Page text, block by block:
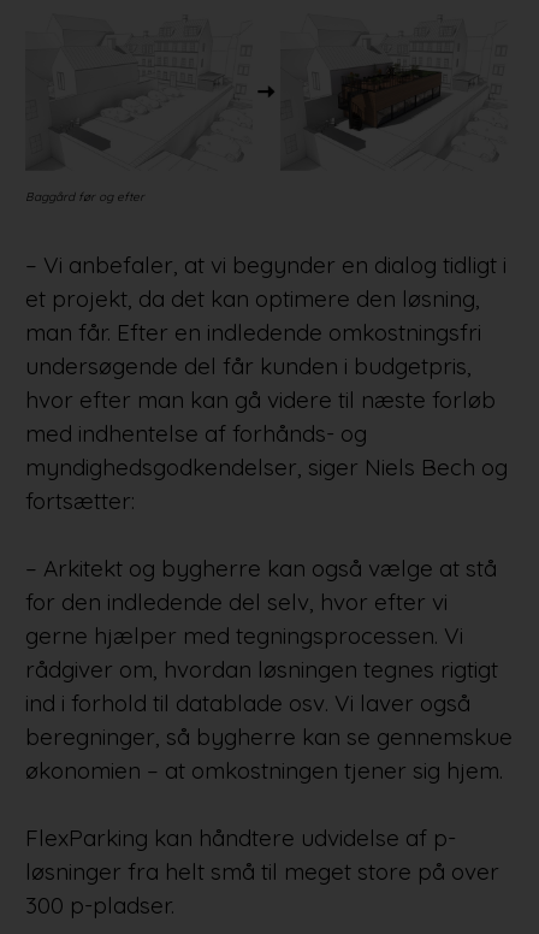
Baggård før og efter
– Vi anbefaler, at vi begynder en dialog tidligt i
et projekt, da det kan optimere den løsning,
man får. Efter en indledende omkostningsfri
undersøgende del får kunden i budgetpris,
hvor efter man kan gå videre til næste forløb
med indhentelse af forhånds- og
myndighedsgodkendelser, siger Niels Bech og
fortsætter:
– Arkitekt og bygherre kan også vælge at stå
for den indledende del selv, hvor efter vi
gerne hjælper med tegningsprocessen. Vi
rådgiver om, hvordan løsningen tegnes rigtigt
ind i forhold til datablade osv. Vi laver også
beregninger, så bygherre kan se gennemskue
økonomien – at omkostningen tjener sig hjem.
FlexParking kan håndtere udvidelse af p-
løsninger fra helt små til meget store på over
300 p-pladser.